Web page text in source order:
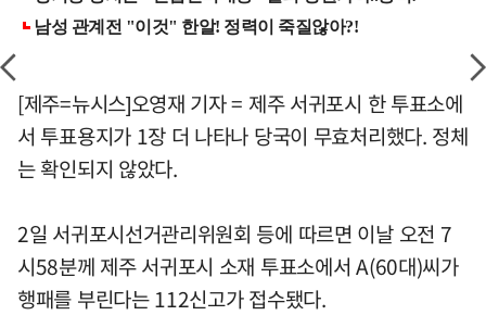
[제주=뉴시스]오영재 기자 = 제주 서귀포시 한 투표소에
서 투표용지가 1장 더 나타나 당국이 무효처리했다. 정체
는 확인되지 않았다.
2일 서귀포시선거관리위원회 등에 따르면 이날 오전 7
시58분께 제주 서귀포시 소재 투표소에서 A(60대)씨가
행패를 부린다는 112신고가 접수됐다.